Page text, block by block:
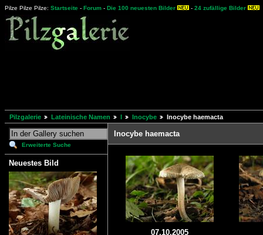
Pilze Pilze Pilze: Startseite - Forum - Die 100 neuesten Bilder - 24 zufällige Bilder
Pilzgalerie Lateinische Namen I Inocybe Inocybe haemacta
Erweiterte Suche
Neuestes Bild
Inocybe haemacta
07.10.2005